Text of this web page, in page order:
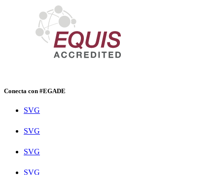
Conecta con #EGADE
SVG
SVG
SVG
SVG